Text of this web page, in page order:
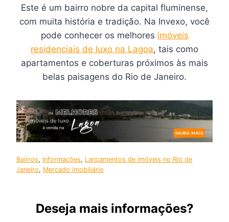
Este é um bairro nobre da capital fluminense,
com muita história e tradição. Na Invexo, você
pode conhecer os melhores imóveis
residenciais de luxo na Lagoa, tais como
apartamentos e coberturas próximos às mais
belas paisagens do Rio de Janeiro.
Bairros, Informações, Lançamentos de imóveis no Rio de
Janeiro, Mercado imobiliário
Deseja mais informações?